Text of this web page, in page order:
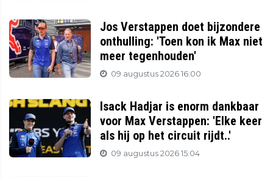
Jos Verstappen doet bijzondere
onthulling: 'Toen kon ik Max niet
meer tegenhouden'
09 augustus 2026 16:00
Isack Hadjar is enorm dankbaar
voor Max Verstappen: 'Elke keer
als hij op het circuit rijdt..'
09 augustus 2026 15:04